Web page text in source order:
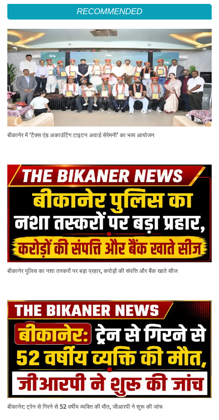
RECOMMENDED
बीकानेर में ‘टैक्स एंड अकाउंटिंग टाइटन अवार्ड सेरेमनी’ का भव्य आयोजन
बीकानेर पुलिस का नशा तस्करों पर बड़ा प्रहार, करोड़ों की संपत्ति और बैंक खाते सीज
बीकानेर: ट्रेन से गिरने से 52 वर्षीय व्यक्ति की मौत, जीआरपी ने शुरू की जांच